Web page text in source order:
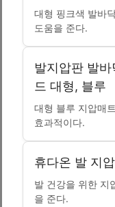
대형 핑크색 발바
도움을 준다.
발지압판 발
드 대형, 블루
대형 블루 지압매
효과적이다.
휴다온 발 지
발 건강을 위한 지
을 준다.